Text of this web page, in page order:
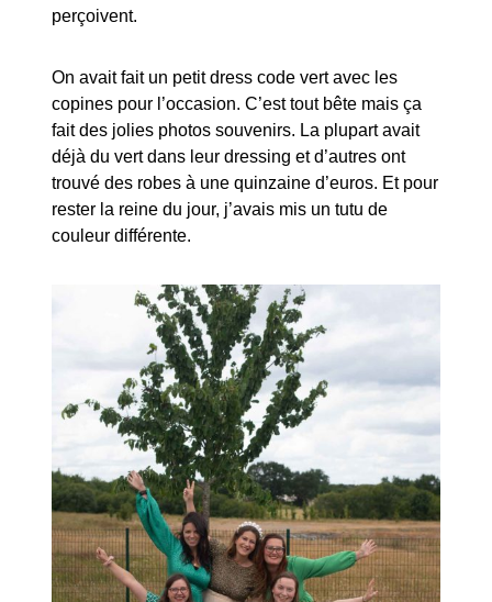
perçoivent.
On avait fait un petit dress code vert avec les
copines pour l’occasion. C’est tout bête mais ça
fait des jolies photos souvenirs. La plupart avait
déjà du vert dans leur dressing et d’autres ont
trouvé des robes à une quinzaine d’euros. Et pour
rester la reine du jour, j’avais mis un tutu de
couleur différente.